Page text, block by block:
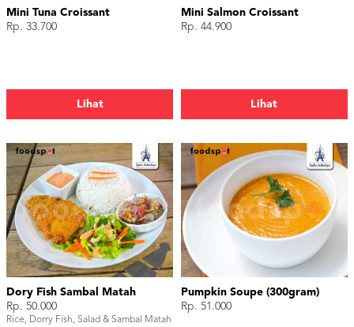
Mini Tuna Croissant
Rp. 33.700
Lihat
Mini Salmon Croissant
Rp. 44.900
Lihat
Dory Fish Sambal Matah
Rp. 50.000
Rice, Dorry Fish, Salad & Sambal Matah
Pumpkin Soupe (300gram)
Rp. 51.000